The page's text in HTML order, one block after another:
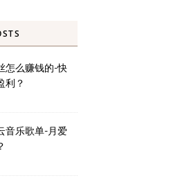
怎么赚钱的-快
利？
音乐歌单-月爱